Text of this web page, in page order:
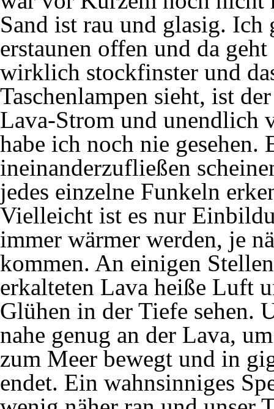
Sand ist rau und glasig.
erstaunen offen und da
wirklich stockfinster und
Taschenlampen sieht, ist
Lava-Strom und unendlich
habe ich noch nie gesehen.
ineinanderzufließen
jedes einzelne Funkeln
Vielleicht ist es nur
immer wärmer werden, je
kommen. An einigen
erkalteten Lava heiße Luft
Glühen in der Tiefe sehen.
nahe genug an der Lava,
zum Meer bewegt und in
endet. Ein wahnsinniges